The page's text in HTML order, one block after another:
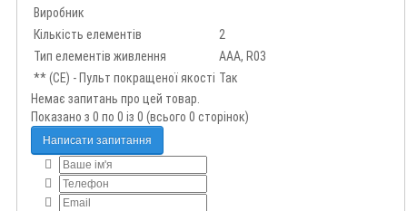
Виробник
Кількість елементів
2
Тип елементів живлення
AAA, R03
** (CE) - Пульт покращеної якості Так
Немає запитань про цей товар.
Показано з 0 по 0 із 0 (всього 0 сторінок)
Написати запитання